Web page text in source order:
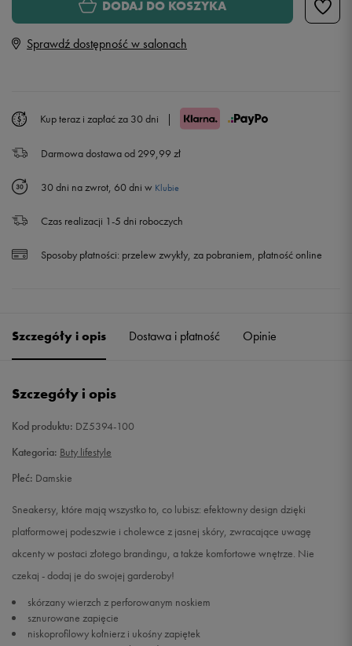
22 cm
36,5 23 cm Powiadom o dostępności
37,5 23,5 cm
38 24 cm
40,5 26 cm
41 26,5 cm
42,5
43 28 cm Powiadom o dostępności
44 28,5 cm Powiadom o dostępności
44,5 29 cm
DODAJ DO KOSZYKA
Sprawdź dostępność w salonach
Kup teraz i zapłać za 30 dni |
Darmowa dostawa od 299,99 zł
30 dni na zwrot, 60 dni w Klubie
Czas realizacji 1-5 dni roboczych
Sposoby płatności: przelew zwykły, za pobraniem, płatność online
Szczegóły i opis Dostawa i płatność Opinie
Szczegóły i opis
Kod produktu: DZ5394-100
Kategoria: Buty lifestyle
Płeć: Damskie
Sneakersy, które mają wszystko to, co lubisz: efektowny design dzięki
platformowej podeszwie i cholewce z jasnej skóry, zwracające uwagę
akcenty w postaci złotego brandingu, a także komfortowe wnętrze. Nie
czekaj - dodaj je do swojej garderoby!
skórzany wierzch z perforowanym noskiem
sznurowane zapięcie
niskoprofilowy kołnierz i ukośny zapiętek